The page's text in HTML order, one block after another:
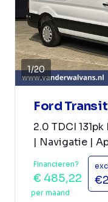
1/20
Ford Transit
2.0 TDCI
| Navigatie |
Financieren?
€ 485,22
per maand